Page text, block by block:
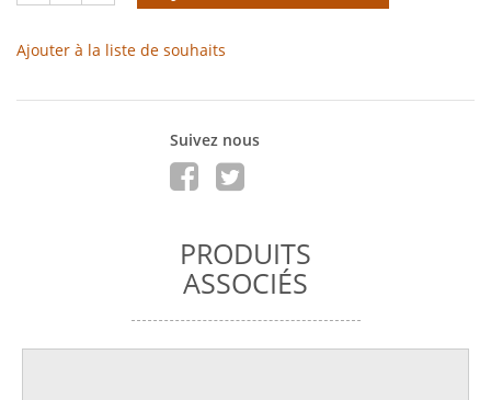
Ajouter à la liste de souhaits
Suivez nous
PRODUITS
ASSOCIÉS